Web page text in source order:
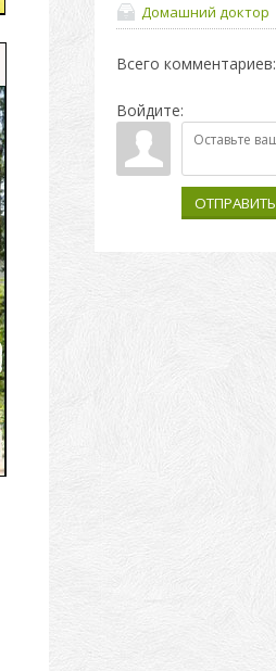
Домашний доктор
Всего комментариев:
Войдите:
ОТПРАВИТЬ